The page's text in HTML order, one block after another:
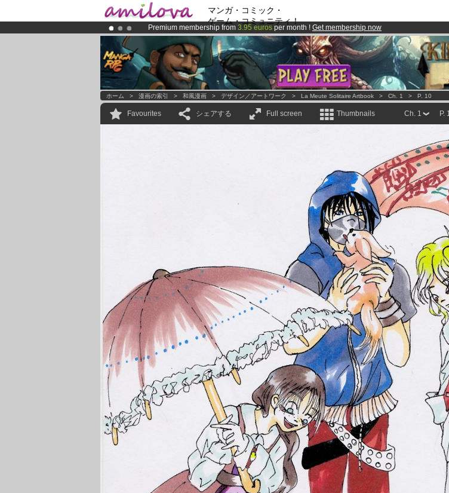
マンガ・コミック・
ゲーム・コミュニティ！
Premium membership from 3.95 euros per month ! Get membership now
Already 100000membersand 1000comics & mangas!.
AmilovaKickstarter is now LIVE!.
ホーム > 漫画の索引 > 和風漫画 > デザイン／アートワーク > La Meute Solitaire Artbook > Ch. 1 > P. 10
Favourites シェアする Full screen Thumbnails P.
Ch. 1